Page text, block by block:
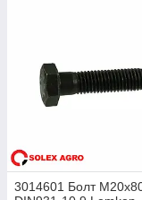
3014601 Болт